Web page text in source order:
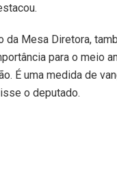
Mesa Diretora,
para o meio
É uma medida de
o deputado.